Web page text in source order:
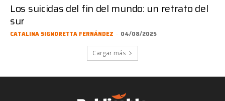
Los suicidas del fin del mundo: un retrato del
sur
CATALINA SIGNORETTA FERNÁNDEZ - 04/08/2025
Cargar más